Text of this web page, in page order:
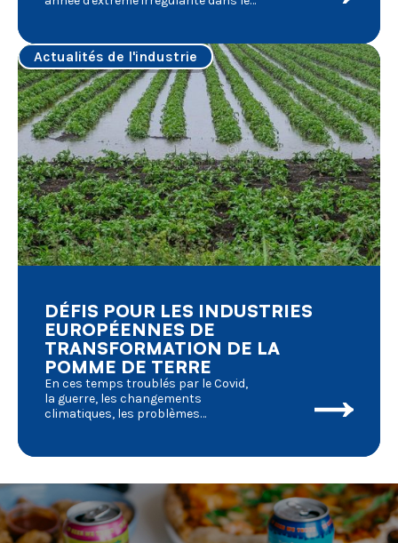
très important dans les fluctuations
de la conjoncture du marché, dont
nous donnons un bref résumé :
Actualités de l'industrie
DÉFIS POUR LES INDUSTRIES
EUROPÉENNES DE
TRANSFORMATION DE LA
POMME DE TERRE
En ces temps troublés par le Covid,
la guerre, les changements
climatiques, les problèmes
quotidienne, nous devrions examiner
l'agriculture en général et la
transformation de la pomme de terre
en particulier. Où en sommes-nous et
où allons-nous aller ?